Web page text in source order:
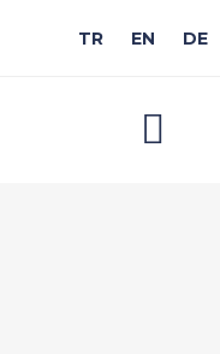
TR EN DE